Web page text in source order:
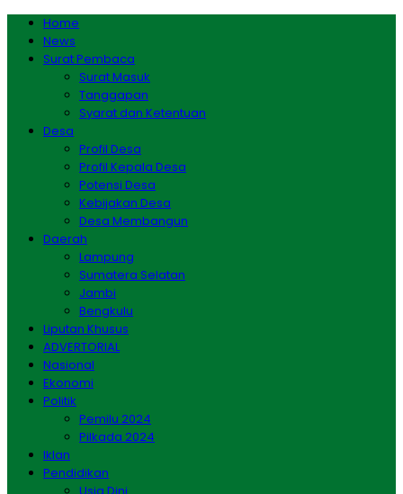
Home
News
Surat Pembaca
Surat Masuk
Tanggapan
Syarat dan Ketentuan
Desa
Profil Desa
Profil Kepala Desa
Potensi Desa
Kebijakan Desa
Desa Membangun
Daerah
Lampung
Sumatera Selatan
Jambi
Bengkulu
Liputan Khusus
ADVERTORIAL
Nasional
Ekonomi
Politik
Pemilu 2024
Pilkada 2024
Iklan
Pendidikan